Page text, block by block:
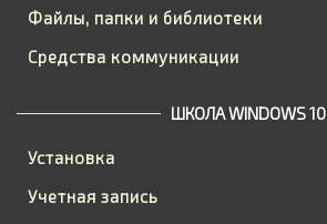
Файлы, папки и библиотеки
Средства коммуникации
ШКОЛА WINDOWS 10
Установка
Учетная запись